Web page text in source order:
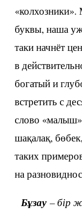
«колхозники».
буквы, наша
таки начнёт
в
богатый и
встретить с
слово
шақалақ,
таких
на
Бұзау– бір